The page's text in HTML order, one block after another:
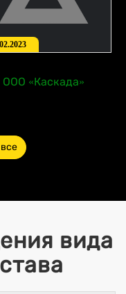
ООО «Каскада»
вида